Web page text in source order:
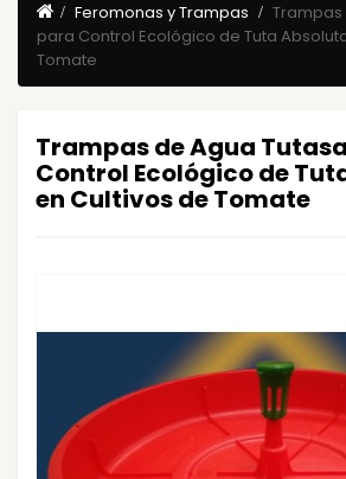
Feromonas y Trampas
Trampas
para Control Ecológico de Tuta
Tomate
Trampas de Agua
Control Ecológico de
en Cultivos de Tomate